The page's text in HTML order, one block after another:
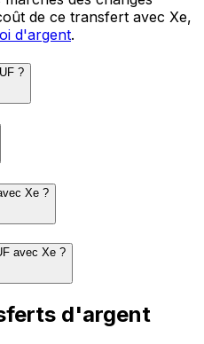
de ce transfert avec Xe,
d'argent.
?
Xe ?
avec Xe ?
d'argent